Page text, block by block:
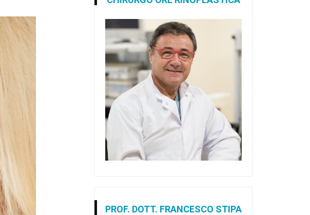
PROF. DOTT. FRANCESCO STIPA